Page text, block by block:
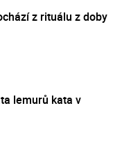
z rituálu z doby
lemurů kata v